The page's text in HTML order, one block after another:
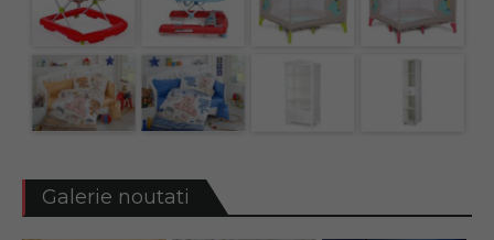
Galerie noutati